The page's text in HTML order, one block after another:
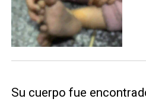
Su cuerpo fue